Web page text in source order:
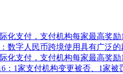
化支付，支付机构每家最高奖励
数字人民币跨境使用具有广泛的
化支付，支付机构每家最高奖励
：1家支付机构变更被否、1家被